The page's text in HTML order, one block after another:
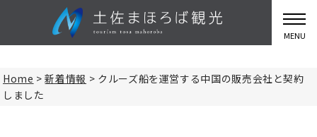
MENU
Home >新着情報 > クルーズ船を運営する中国の販売会社と契約
しました